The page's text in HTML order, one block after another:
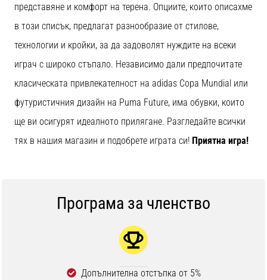
представяне и комфорт на терена. Опциите, които описахме
в този списък, предлагат разнообразие от стилове,
технологии и кройки, за да задоволят нуждите на всеки
играч с широко стъпало. Независимо дали предпочитате
класическата привлекателност на adidas Copa Mundial или
футуристичния дизайн на Puma Future, има обувки, които
ще ви осигурят идеалното прилягане. Разгледайте всички
тях в нашия магазин и подобрете играта си! Приятна игра!
Програма за членство
Допълнителна отстъпка от 5%